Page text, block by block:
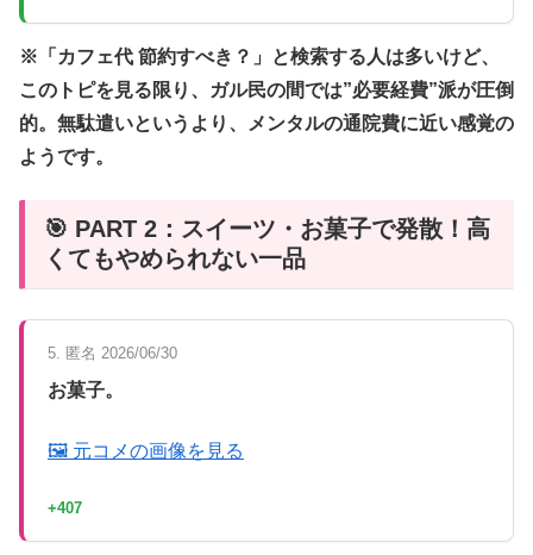
※「カフェ代 節約すべき？」と検索する人は多いけど、
このトピを見る限り、ガル民の間では”必要経費”派が圧倒
的。無駄遣いというより、メンタルの通院費に近い感覚の
ようです。
🎯 PART 2：スイーツ・お菓子で発散！高
くてもやめられない一品
5. 匿名 2026/06/30
お菓子。
🖼 元コメの画像を見る
+407